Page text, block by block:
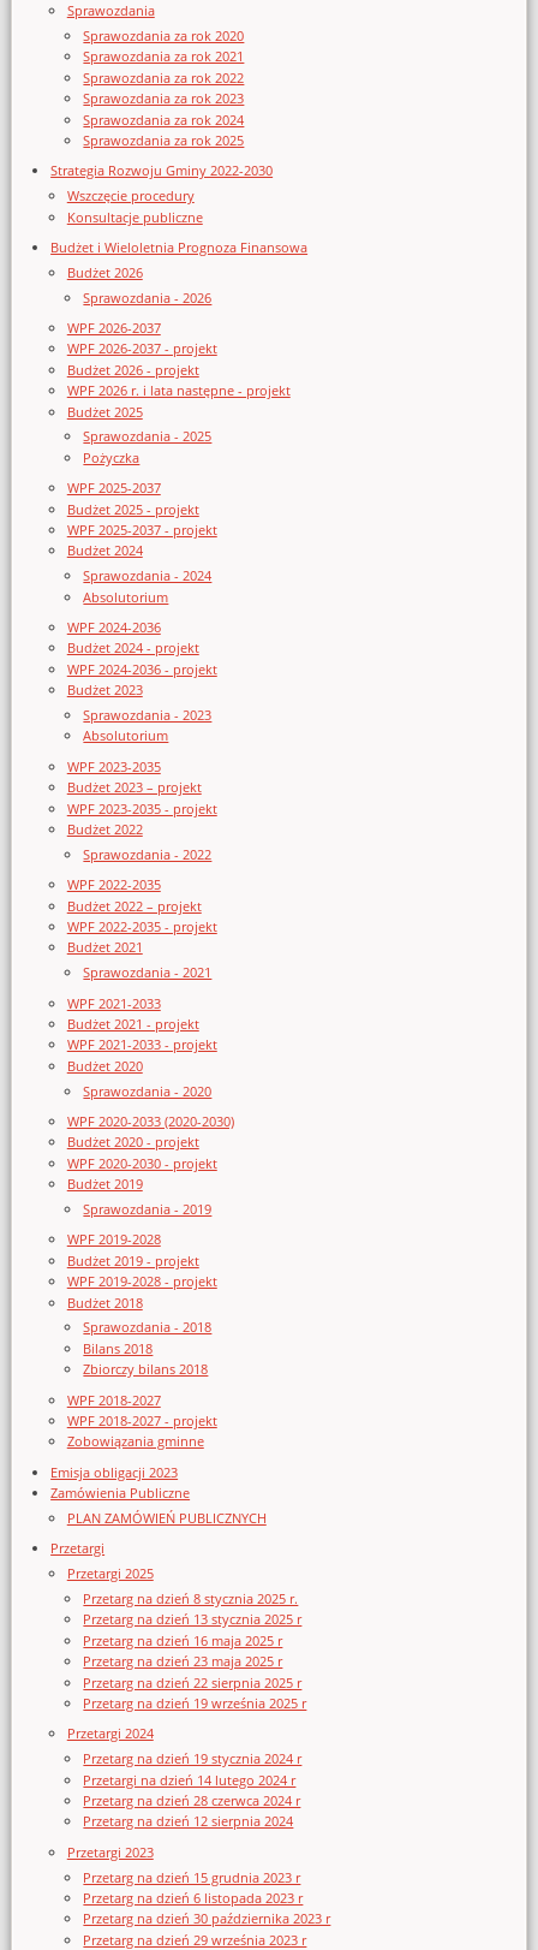
Sprawozdania
Sprawozdania za rok 2020
Sprawozdania za rok 2021
Sprawozdania za rok 2022
Sprawozdania za rok 2023
Sprawozdania za rok 2024
Sprawozdania za rok 2025
Strategia Rozwoju Gminy 2022-2030
Wszczęcie procedury
Konsultacje publiczne
Budżet i Wieloletnia Prognoza Finansowa
Budżet 2026
Sprawozdania - 2026
WPF 2026-2037
WPF 2026-2037 - projekt
Budżet 2026 - projekt
WPF 2026 r. i lata następne - projekt
Budżet 2025
Sprawozdania - 2025
Pożyczka
WPF 2025-2037
Budżet 2025 - projekt
WPF 2025-2037 - projekt
Budżet 2024
Sprawozdania - 2024
Absolutorium
WPF 2024-2036
Budżet 2024 - projekt
WPF 2024-2036 - projekt
Budżet 2023
Sprawozdania - 2023
Absolutorium
WPF 2023-2035
Budżet 2023 – projekt
WPF 2023-2035 - projekt
Budżet 2022
Sprawozdania - 2022
WPF 2022-2035
Budżet 2022 – projekt
WPF 2022-2035 - projekt
Budżet 2021
Sprawozdania - 2021
WPF 2021-2033
Budżet 2021 - projekt
WPF 2021-2033 - projekt
Budżet 2020
Sprawozdania - 2020
WPF 2020-2033 (2020-2030)
Budżet 2020 - projekt
WPF 2020-2030 - projekt
Budżet 2019
Sprawozdania - 2019
WPF 2019-2028
Budżet 2019 - projekt
WPF 2019-2028 - projekt
Budżet 2018
Sprawozdania - 2018
Bilans 2018
Zbiorczy bilans 2018
WPF 2018-2027
WPF 2018-2027 - projekt
Zobowiązania gminne
Emisja obligacji 2023
Zamówienia Publiczne
PLAN ZAMÓWIEŃ PUBLICZNYCH
Przetargi
Przetargi 2025
Przetarg na dzień 8 stycznia 2025 r.
Przetarg na dzień 13 stycznia 2025 r
Przetarg na dzień 16 maja 2025 r
Przetarg na dzień 23 maja 2025 r
Przetarg na dzień 22 sierpnia 2025 r
Przetarg na dzień 19 września 2025 r
Przetargi 2024
Przetarg na dzień 19 stycznia 2024 r
Przetargi na dzień 14 lutego 2024 r
Przetarg na dzień 28 czerwca 2024 r
Przetarg na dzień 12 sierpnia 2024
Przetargi 2023
Przetarg na dzień 15 grudnia 2023 r
Przetarg na dzień 6 listopada 2023 r
Przetarg na dzień 30 października 2023 r
Przetarg na dzień 29 września 2023 r